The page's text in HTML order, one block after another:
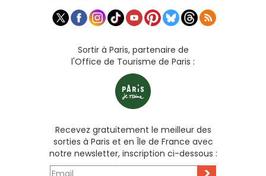
Sortir à Paris, partenaire de
l'Office de Tourisme de Paris :
Recevez gratuitement le meilleur des
sorties à Paris et en Île de France avec
notre newsletter, inscription ci-dessous :